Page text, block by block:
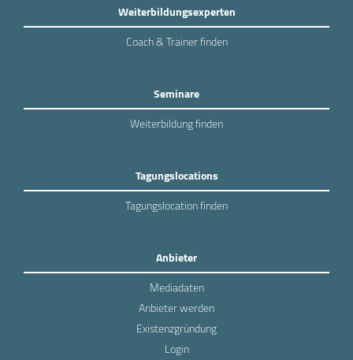
Weiterbildungsexperten
Coach & Trainer finden
Seminare
Weiterbildung finden
Tagungslocations
Tagungslocation finden
Anbieter
Mediadaten
Anbieter werden
Existenzgründung
Login